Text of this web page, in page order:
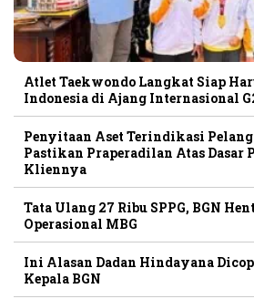
Atlet Taekwondo Langkat Siap
Indonesia di Ajang Internasional
Penyitaan Aset Terindikasi
Pastikan Praperadilan Atas Dasar
Kliennya
Tata Ulang 27 Ribu SPPG, BGN
Operasional MBG
Ini Alasan Dadan Hindayana
Kepala BGN